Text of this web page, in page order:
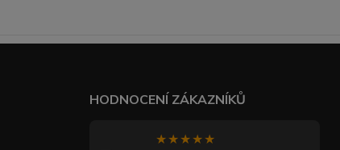
HODNOCENÍ ZÁKAZNÍKŮ
★★★★★